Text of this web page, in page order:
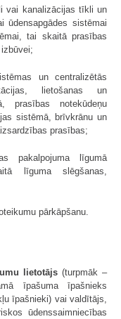
vai kanalizācijas tīkli un
ūdensapgādes sistēmai
tai skaitā prasības
un centralizētās
lietošanas un
prasības notekūdeņu
sistēmā, brīvkrānu un
prasības;
pakalpojuma līgumā
līguma slēgšanas,
pārkāpšanu.
lietotājs(turpmāk –
īpašuma īpašnieks
īpašnieki) vai valdītājs,
ūdenssaimniecības